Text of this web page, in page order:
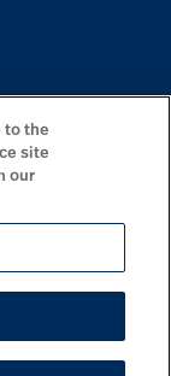
to the
site
our